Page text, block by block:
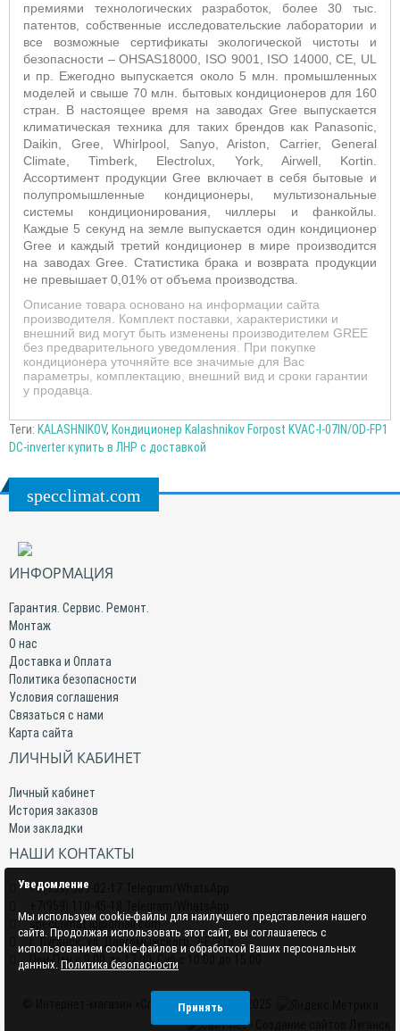
премиями технологических разработок, более 30 тыс.
патентов, собственные исследовательские лаборатории и
все возможные сертификаты экологической чистоты и
безопасности – OHSAS18000, ISO 9001, ISO 14000, CE, UL
и пр. Ежегодно выпускается около 5 млн. промышленных
моделей и свыше 70 млн. бытовых кондиционеров для 160
стран. В настоящее время на заводах Gree выпускается
климатическая техника для таких брендов как Panasonic,
Daikin, Gree, Whirlpool, Sanyo, Ariston, Carrier, General
Climate, Timberk, Electrolux, York, Airwell, Kortin.
Ассортимент продукции Gree включает в себя бытовые и
полупромышленные кондиционеры, мультизональные
системы кондиционирования, чиллеры и фанкойлы.
Каждые 5 секунд на земле выпускается один кондиционер
Gree и каждый третий кондиционер в мире производится
на заводах Gree. Статистика брака и возврата продукции
не превышает 0,01% от объема производства.
Описание товара основано на информации сайта
производителя. Комплект поставки, характеристики и
внешний вид могут быть изменены производителем GREE
без предварительного уведомления. При покупке
кондиционера уточняйте все значимые для Вас
параметры, комплектацию, внешний вид и сроки гарантии
у продавца.
Теги: KALASHNIKOV, Кондиционер Kalashnikov Forpost KVAC-I-07IN/OD-FP1
DC-inverter купить в ЛНР с доставкой
specclimat.com
ИНФОРМАЦИЯ
Гарантия. Сервис. Ремонт.
Монтаж
О нас
Доставка и Оплата
Политика безопасности
Условия соглашения
Связаться с нами
Карта сайта
ЛИЧНЫЙ КАБИНЕТ
Личный кабинет
История заказов
Мои закладки
НАШИ КОНТАКТЫ
+7(959) 509-02-17 Telegram/WhatsApp
specclimat.lg@gmail.com
г. Луганск, ул. Даргомыжского, 2-Е/216
Пон-Птн с 9:00 до 17:00; Суб с 10:00 до 15:00
© Интернет-магазин «СпецКлимат» 2015–2025.
Уведомление
Мы используем cookie-файлы для наилучшего представления нашего
сайта. Продолжая использовать этот сайт, вы соглашаетесь с
использованием cookie-файлов и обработкой Ваших персональных
данных. Политика безопасности
Принять